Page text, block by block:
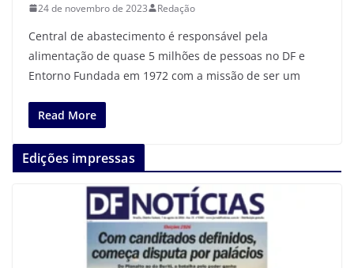
24 de novembro de 2023 Redação
Central de abastecimento é responsável pela
alimentação de quase 5 milhões de pessoas no DF e
Entorno Fundada em 1972 com a missão de ser um
Read More
Edições impressas